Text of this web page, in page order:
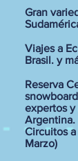
Gran
Viajes a
Brasil. y
Reserva
expertos y
Argentina.
Circuitos
Marzo)